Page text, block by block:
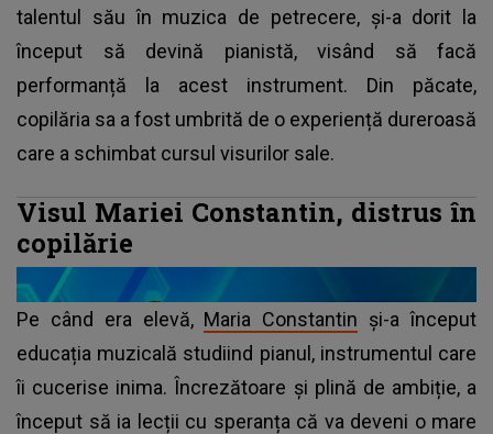
talentul său în muzica de petrecere, și-a dorit la
început să devină pianistă, visând să facă
performanță la acest instrument. Din păcate,
copilăria sa a fost umbrită de o experiență dureroasă
care a schimbat cursul visurilor sale.
Visul Mariei Constantin, distrus în
copilărie
Pe când era elevă, Maria Constantin și-a început
educația muzicală studiind pianul, instrumentul care
îi cucerise inima. Încrezătoare și plină de ambiție, a
început să ia lecții cu speranța că va deveni o mare